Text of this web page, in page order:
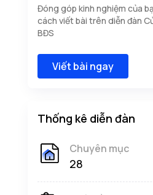
Đóng góp kinh nghiệm của
cách viết bài trên diễn đàn
BĐS
Viết bài ngay
Thống kê diễn đàn
Chuyên mục
28